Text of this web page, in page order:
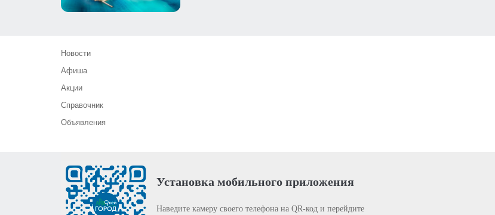
Новости
Афиша
Акции
Справочник
Объявления
Установка мобильного приложения
Наведите камеру своего телефона на QR-код и перейдите